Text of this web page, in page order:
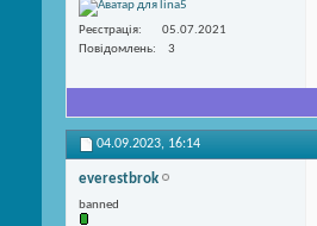
Реєстрація
05.07.2021
Повідомлень
3
04.09.2023, 16:14
everestbrok
banned